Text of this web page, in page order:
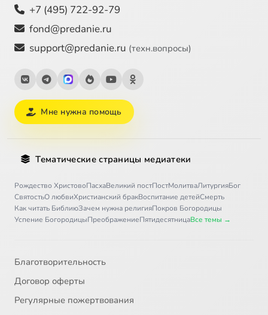
+7 (495) 722-92-79
fond@predanie.ru
support@predanie.ru (техн.вопросы)
Мне нужна помощь
Тематические страницы медиатеки
Рождество ХристовоПасхаВеликий постПостМолитваЛитургияБог
СвятостьО любвиХристианский бракВоспитание детейСмерть
Как читать БиблиюЗачем нужна религияПокров Богородицы
Успение БогородицыПреображениеПятидесятницаВсе темы →
Благотворительность
Договор оферты
Регулярные пожертвования